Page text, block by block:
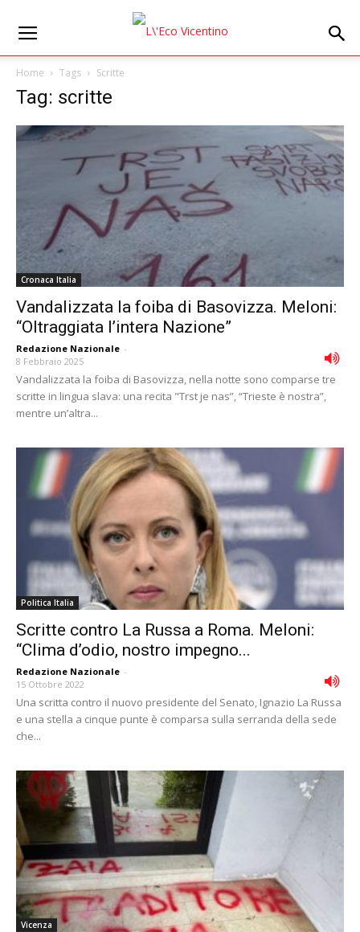
Home Tags Scritte
Tag: scritte
Cronaca Italia
Vandalizzata la foiba di Basovizza. Meloni:
“Oltraggiata l’intera Nazione”
Redazione Nazionale -
8 Febbraio 2025
Vandalizzata la foiba di Basovizza, nella notte sono comparse tre
scritte in lingua slava: una recita "Trst je nas”, “Trieste è nostra”,
mentre un’altra...
Politica Italia
Scritte contro La Russa a Roma. Meloni:
“Clima d’odio, nostro impegno...
Redazione Nazionale -
15 Ottobre 2022
Una scritta contro il nuovo presidente del Senato, Ignazio La Russa
e una stella a cinque punte è comparsa sulla serranda della sede
che...
Vicenza